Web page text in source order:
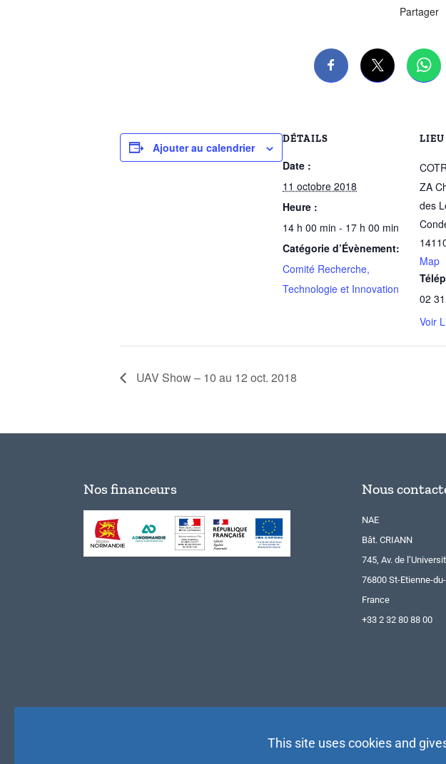
Partager
Ajouter au calendrier
DÉTAILS
Date :
11 octobre 2018
Heure :
14 h 00 min - 17 h 00 min
Catégorie d’Évènement:
Comité Recherche,
Technologie et Innovation
LIEU
ZA
des
Map
02
Voir
UAV Show – 10 au 12 oct. 2018
Nos financeurs Nous
NAE
Bât. CRIANN
745, Av. de
76800 St-Etienne-
France
+33 2 32 80 88 00
This site uses cookies and